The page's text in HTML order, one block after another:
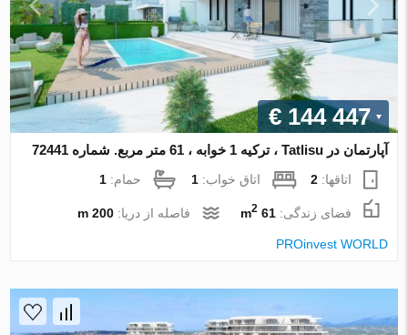
€ 144 447
آپارتمان در Tatlisu ، ترکیه 1 خوابه ، 61 متر مربع. شماره 72441
اتاقها:2 اتاق خواب:1 حمام:1
فضای زندگی:61 m
2 فاصله از دریا:200 m
PROinvest WORLD